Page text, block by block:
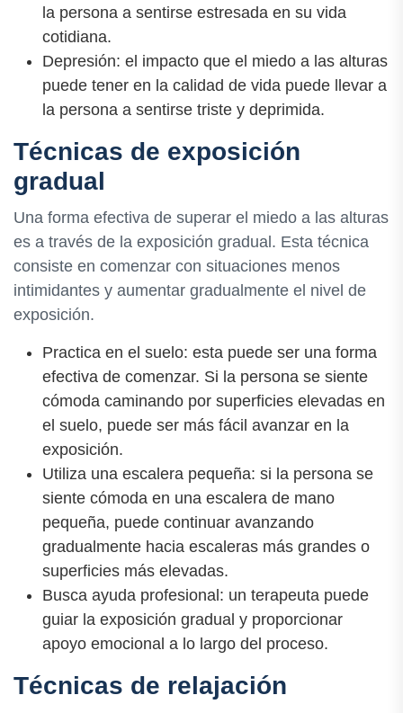
la persona a sentirse estresada en su vida
cotidiana.
Depresión: el impacto que el miedo a las alturas
puede tener en la calidad de vida puede llevar a
la persona a sentirse triste y deprimida.
Técnicas de exposición
gradual
Una forma efectiva de superar el miedo a las alturas
es a través de la exposición gradual. Esta técnica
consiste en comenzar con situaciones menos
intimidantes y aumentar gradualmente el nivel de
exposición.
Practica en el suelo: esta puede ser una forma
efectiva de comenzar. Si la persona se siente
cómoda caminando por superficies elevadas en
el suelo, puede ser más fácil avanzar en la
exposición.
Utiliza una escalera pequeña: si la persona se
siente cómoda en una escalera de mano
pequeña, puede continuar avanzando
gradualmente hacia escaleras más grandes o
superficies más elevadas.
Busca ayuda profesional: un terapeuta puede
guiar la exposición gradual y proporcionar
apoyo emocional a lo largo del proceso.
Técnicas de relajación